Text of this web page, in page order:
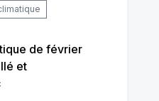
de février
et